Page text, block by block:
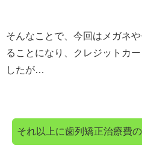
そんなことで、今回はメガネ
ることになり、クレジットカ
したが…
それ以上に歯列矯正治療費